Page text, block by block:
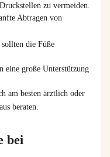
zu vermeiden.
Abtragen von
die Füße
eine große Unterstützung
am besten ärztlich oder
beraten.
bei